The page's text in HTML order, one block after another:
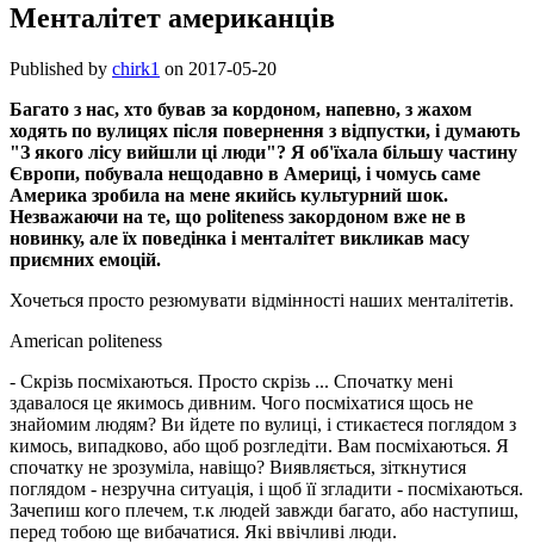
Менталітет американців
Published by chirk1 on 2017-05-20
Багато з нас, хто бував за кордоном, напевно, з жахом
ходять по вулицях після повернення з відпустки, і думають
"З якого лісу вийшли ці люди"? Я об'їхала більшу частину
Європи, побувала нещодавно в Америці, і чомусь саме
Америка зробила на мене якийсь культурний шок.
Незважаючи на те, що politeness закордоном вже не в
новинку, але їх поведінка і менталітет викликав масу
приємних емоцій.
Хочеться просто резюмувати відмінності наших менталітетів.
American politeness
- Скрізь посміхаються. Просто скрізь ... Спочатку мені
здавалося це якимось дивним. Чого посміхатися щось не
знайомим людям? Ви йдете по вулиці, і стикаєтеся поглядом з
кимось, випадково, або щоб розгледіти. Вам посміхаються. Я
спочатку не зрозуміла, навіщо? Виявляється, зіткнутися
поглядом - незручна ситуація, і щоб її згладити - посміхаються.
Зачепиш кого плечем, т.к людей завжди багато, або наступиш,
перед тобою ще вибачатися. Які ввічливі люди.